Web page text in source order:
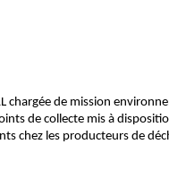
chargée de mission
de collecte mis à
chez les producteurs de